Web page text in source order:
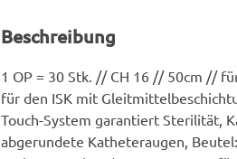
Beschreibung
1 OP = 30 Stk. // CH 16 // 50cm //
für den ISK mit
Touch-System garantiert Sterilität,
abgerundete Katheteraugen,